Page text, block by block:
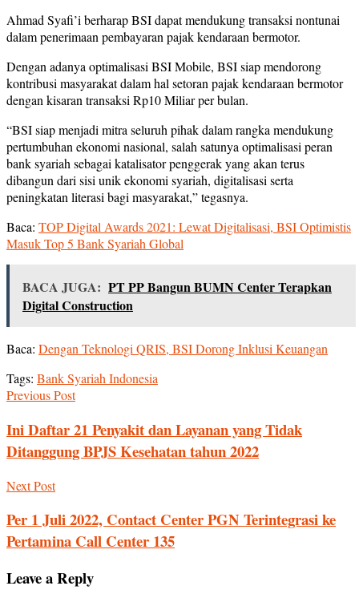
Ahmad Syafi’i berharap BSI dapat mendukung transaksi nontunai
dalam penerimaan pembayaran pajak kendaraan bermotor.
Dengan adanya optimalisasi BSI Mobile, BSI siap mendorong
kontribusi masyarakat dalam hal setoran pajak kendaraan bermotor
dengan kisaran transaksi Rp10 Miliar per bulan.
“BSI siap menjadi mitra seluruh pihak dalam rangka mendukung
pertumbuhan ekonomi nasional, salah satunya optimalisasi peran
bank syariah sebagai katalisator penggerak yang akan terus
dibangun dari sisi unik ekonomi syariah, digitalisasi serta
peningkatan literasi bagi masyarakat,” tegasnya.
Baca: TOP Digital Awards 2021: Lewat Digitalisasi, BSI Optimistis
Masuk Top 5 Bank Syariah Global
BACA JUGA: PT PP Bangun BUMN Center Terapkan
Digital Construction
Baca: Dengan Teknologi QRIS, BSI Dorong Inklusi Keuangan
Tags: Bank Syariah Indonesia
Previous Post
Ini Daftar 21 Penyakit dan Layanan yang Tidak
Ditanggung BPJS Kesehatan tahun 2022
Next Post
Per 1 Juli 2022, Contact Center PGN Terintegrasi ke
Pertamina Call Center 135
Leave a Reply